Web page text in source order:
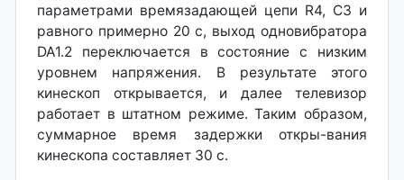
параметрами времязадающей цепи R4, СЗ и
равного примерно 20 с, выход одновибратора
DA1.2 переключается в состояние с низким
уровнем напряжения. В результате этого
кинескоп открывается, и далее телевизор
работает в штатном режиме. Таким образом,
суммарное время задержки откры-вания
кинескопа составляет 30 с.